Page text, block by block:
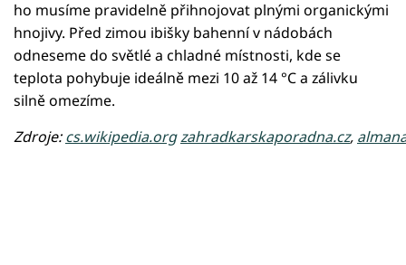
ho musíme pravidelně přihnojovat plnými organickými
hnojivy. Před zimou ibišky bahenní v nádobách
odneseme do světlé a chladné místnosti, kde se
teplota pohybuje ideálně mezi 10 až 14 °C a zálivku
silně omezíme.
Zdroje:cs.wikipedia.orgzahradkarskaporadna.cz,